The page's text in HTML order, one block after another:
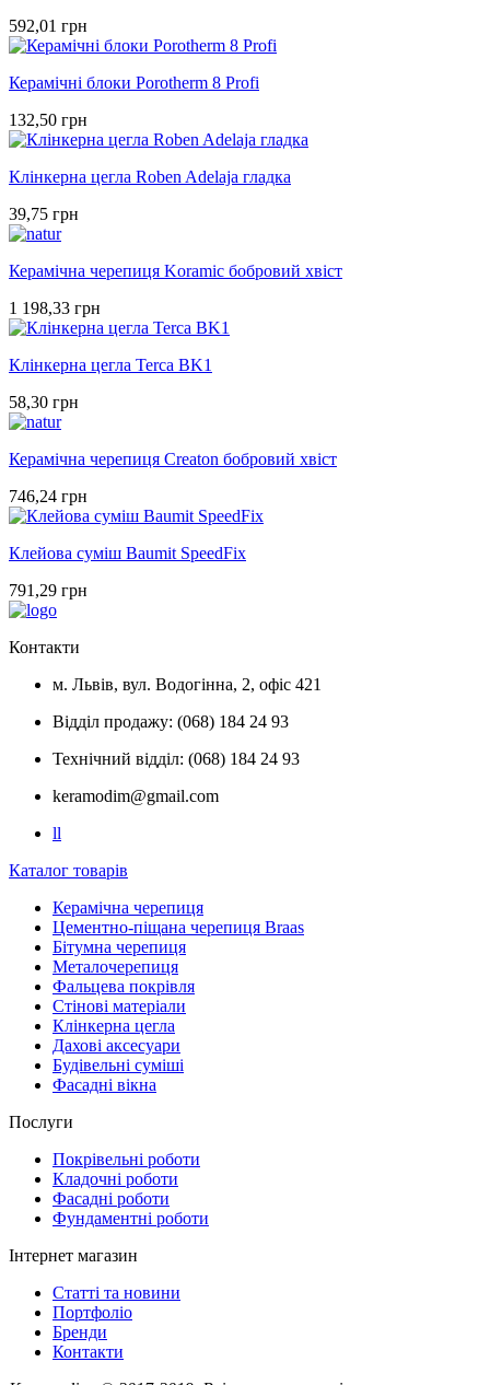
592,01 грн
Керамічні блоки Porotherm 8 Profi
132,50 грн
Клінкерна цегла Roben Adelaja гладка
39,75 грн
Керамічна черепиця Koramic бобровий хвіст
1 198,33 грн
Клінкерна цегла Terca BK1
58,30 грн
Керамічна черепиця Creaton бобровий хвіст
746,24 грн
Клейова суміш Baumit SpeedFix
791,29 грн
Контакти
м. Львів, вул. Водогінна, 2, офіс 421
Відділ продажу: (068) 184 24 93
Технічний відділ: (068) 184 24 93
keramodim@gmail.com
ll
Каталог товарів
Керамічна черепиця
Цементно-піщана черепиця Braas
Бітумна черепиця
Металочерепиця
Фальцева покрівля
Стінові матеріали
Клінкерна цегла
Дахові аксесуари
Будівельні суміші
Фасадні вікна
Послуги
Покрівельні роботи
Кладочні роботи
Фасадні роботи
Фундаментні роботи
Інтернет магазин
Статті та новини
Портфоліо
Бренди
Контакти